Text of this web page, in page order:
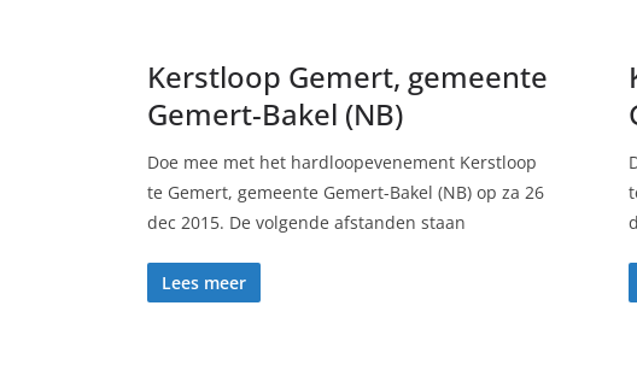
Kerstloop Gemert, gemeente
Gemert-Bakel (NB)
Doe mee met het hardloopevenement Kerstloop
te Gemert, gemeente Gemert-Bakel (NB) op za 26
dec 2015. De volgende afstanden staan
Lees meer